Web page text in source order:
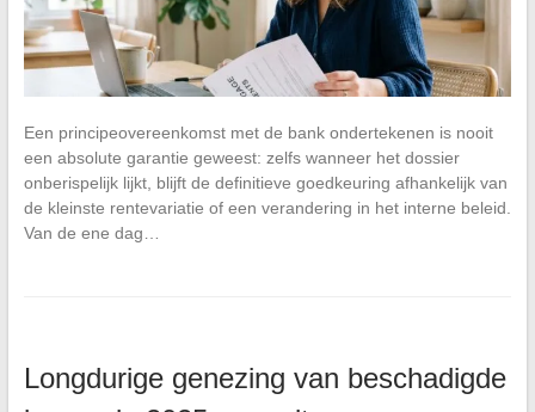
Een principeovereenkomst met de bank ondertekenen is nooit
een absolute garantie geweest: zelfs wanneer het dossier
onberispelijk lijkt, blijft de definitieve goedkeuring afhankelijk van
de kleinste rentevariatie of een verandering in het interne beleid.
Van de ene dag…
Longdurige genezing van beschadigde